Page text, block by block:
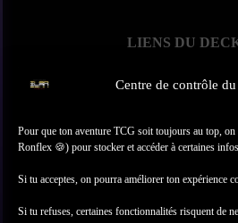
Centre de contrôle du
Pour que ton aventure TCG soit toujours au top,
Ronflex 🍪) pour stocker et accéder à certaines
Si tu acceptes, on pourra améliorer ton expérience
Si tu refuses, certaines fonctionnalités risquent de
LIENS DU
Se connecter